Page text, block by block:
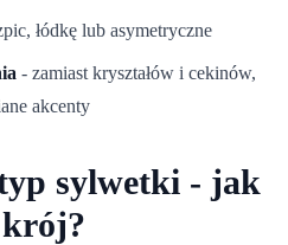
łódkę lub asymetryczne
- zamiast kryształów i cekinów,
akcenty
sylwetki - jak